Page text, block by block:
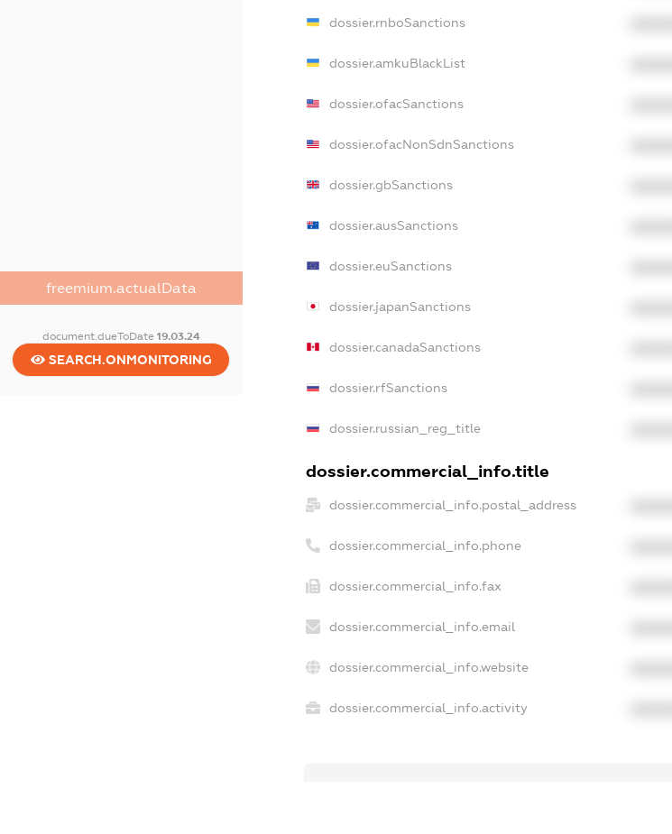
freemium.actualData
document.dueToDate 19.03.24
SEARCH.ONMONITORING
dossier.rnboSanctions
dossier.amkuBlackList
dossier.ofacSanctions
dossier.ofacNonSdnSanctions
dossier.gbSanctions
dossier.ausSanctions
dossier.euSanctions
dossier.japanSanctions
dossier.canadaSanctions
dossier.rfSanctions
dossier.russian_reg_title
dossier.commercial_info.title
dossier.commercial_info.postal_address
dossier.commercial_info.phone
dossier.commercial_info.fax
dossier.commercial_info.email
dossier.commercial_info.website
dossier.commercial_info.activity